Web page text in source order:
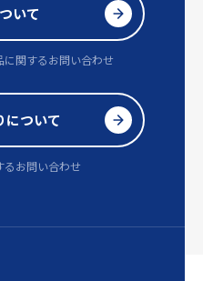
いて
に関するお問い合わせ
について
るお問い合わせ